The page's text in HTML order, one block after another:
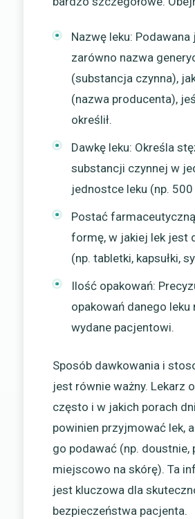
Nazwę leku: Podawana
zarówno nazwa
(substancja czynna),
(nazwa producenta),
określił.
Dawkę leku: Określa
substancji czynnej w
jednostce leku (np.
Postać
formę, w jakiej lek jest
(np. tabletki, kapsułki,
Ilość opakowań:
opakowań danego
wydane pacjentowi.
Sposób dawkowania i
jest równie ważny. Lekarz
często i w jakich porach
powinien przyjmować lek,
go podawać (np. doustnie,
miejscowo na skórę). Ta
jest kluczowa dla
bezpieczeństwa pacjenta.